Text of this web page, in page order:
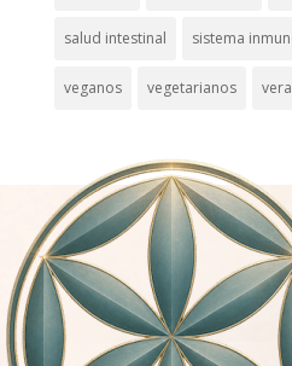
salud intestinal sistema
veganos vegetarianos